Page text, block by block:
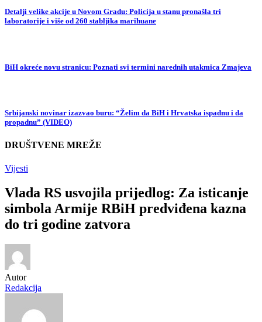
Detalji velike akcije u Novom Gradu: Policija u stanu pronašla tri
laboratorije i više od 260 stabljika marihuane
BiH okreće novu stranicu: Poznati svi termini narednih utakmica Zmajeva
Srbijanski novinar izazvao buru: “Želim da BiH i Hrvatska ispadnu i da
propadnu” (VIDEO)
DRUŠTVENE MREŽE
Vijesti
Vlada RS usvojila prijedlog: Za isticanje
simbola Armije RBiH predviđena kazna
do tri godine zatvora
Autor
Redakcija